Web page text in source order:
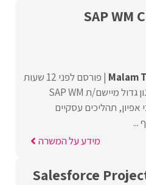
SAP WM
Malam פורסם לפני 12 שעות
Malam Team מגייסת לארגון גדול מיישם/ת SAP WM
תהליכים עסקיים
...
מידע על המשרה
Salesforce